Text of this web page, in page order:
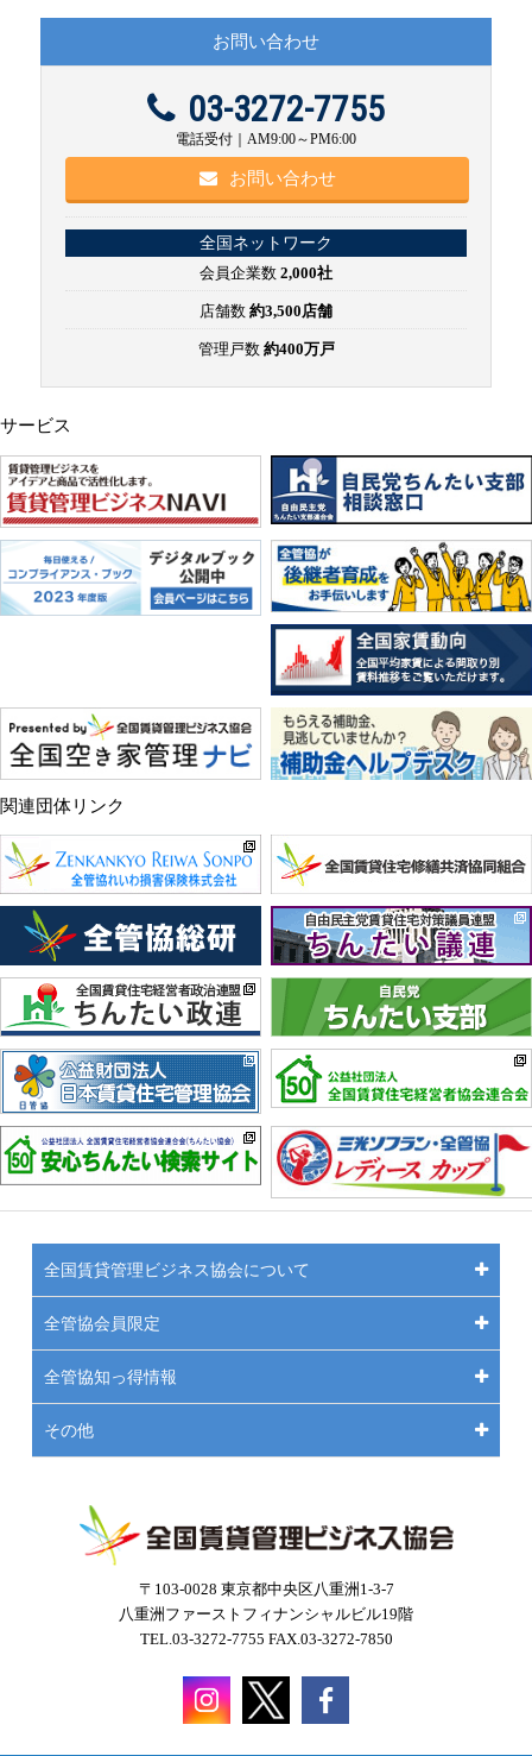
お問い合わせ
03-3272-7755
電話受付｜AM9:00～PM6:00
お問い合わせ
全国ネットワーク
会員企業数 2,000社
店舗数 約3,500店舗
管理戸数 約400万戸
サービス
関連団体リンク
〒103-0028 東京都中央区八重洲1-3-7
八重洲ファーストフィナンシャルビル19階
TEL.03-3272-7755 FAX.03-3272-7850
全国賃貸管理ビジネス協会について
全管協会員限定
全管協知っ得情報
その他